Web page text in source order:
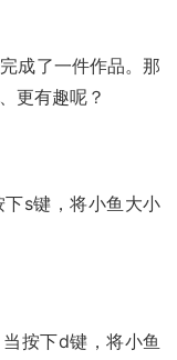
成了一件作品。那
更有趣呢？
s键，将小鱼大小
按下d键，将小鱼